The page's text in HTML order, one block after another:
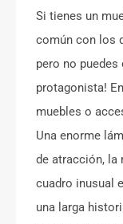
Si tienes un
común con los
pero no puedes
protagonista!
muebles o
Una enorme
de atracción, la
cuadro inusual
una larga